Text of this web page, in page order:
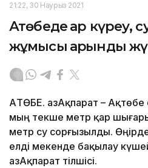
21:22, 30 Наурыз 2021
Ақтөбеде қар күреу,
жұмысы қарқынды
АҚТӨБЕ. ҚазАқпарат –
мың текше метр қар
метр су сорғызылды.
елді мекенде бақылау
ҚазАқпарат тілшісі.